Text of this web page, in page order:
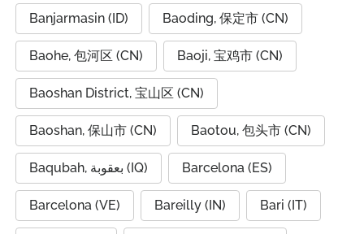
Banjarmasin (ID) Baoding, 保定市 (CN)
Baohe, 包河区 (CN) Baoji, 宝鸡市 (CN)
Baoshan District, 宝山区 (CN)
Baoshan, 保山市 (CN) Baotou, 包头市 (CN)
Baqubah, بعقوبة (IQ) Barcelona (ES)
Barcelona (VE) Bareilly (IN) Bari (IT)